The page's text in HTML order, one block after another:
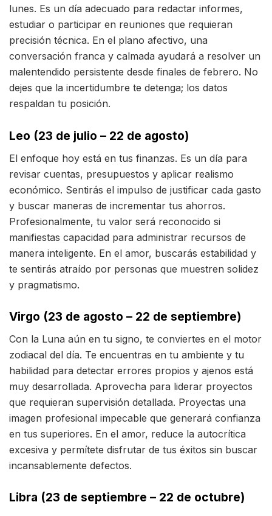
lunes. Es un día adecuado para redactar informes,
estudiar o participar en reuniones que requieran
precisión técnica. En el plano afectivo, una
conversación franca y calmada ayudará a resolver un
malentendido persistente desde finales de febrero. No
dejes que la incertidumbre te detenga; los datos
respaldan tu posición.
Leo (23 de julio – 22 de agosto)
El enfoque hoy está en tus finanzas. Es un día para
revisar cuentas, presupuestos y aplicar realismo
económico. Sentirás el impulso de justificar cada gasto
y buscar maneras de incrementar tus ahorros.
Profesionalmente, tu valor será reconocido si
manifiestas capacidad para administrar recursos de
manera inteligente. En el amor, buscarás estabilidad y
te sentirás atraído por personas que muestren solidez
y pragmatismo.
Virgo (23 de agosto – 22 de septiembre)
Con la Luna aún en tu signo, te conviertes en el motor
zodiacal del día. Te encuentras en tu ambiente y tu
habilidad para detectar errores propios y ajenos está
muy desarrollada. Aprovecha para liderar proyectos
que requieran supervisión detallada. Proyectas una
imagen profesional impecable que generará confianza
en tus superiores. En el amor, reduce la autocrítica
excesiva y permítete disfrutar de tus éxitos sin buscar
incansablemente defectos.
Libra (23 de septiembre – 22 de octubre)